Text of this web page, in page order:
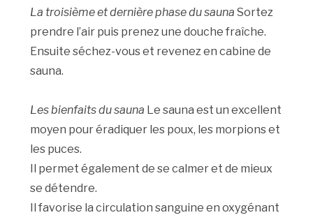
La troisième et dernière phase du sauna Sortez
prendre l’air puis prenez une douche fraîche.
Ensuite séchez-vous et revenez en cabine de
sauna.
Les bienfaits du sauna Le sauna est un excellent
moyen pour éradiquer les poux, les morpions et
les puces.
Il permet également de se calmer et de mieux
se détendre.
Il favorise la circulation sanguine en oxygénant